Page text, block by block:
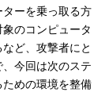
ーを乗っ取る方
のコンピュータ
ど、攻撃者にと
今回は次のステ
めの環境を整備